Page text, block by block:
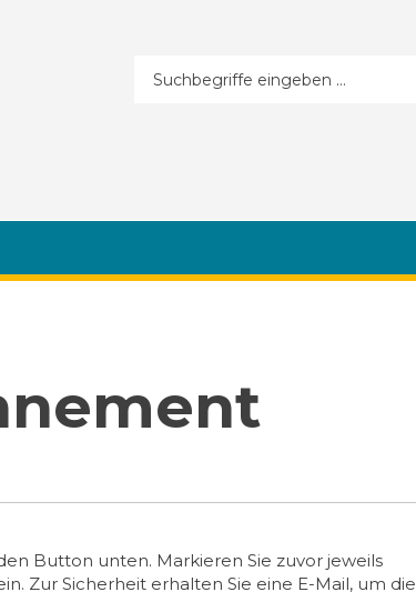
Suchformular
Button unten. Markieren Sie zuvor jeweils
Zur Sicherheit erhalten Sie eine E-Mail, um die